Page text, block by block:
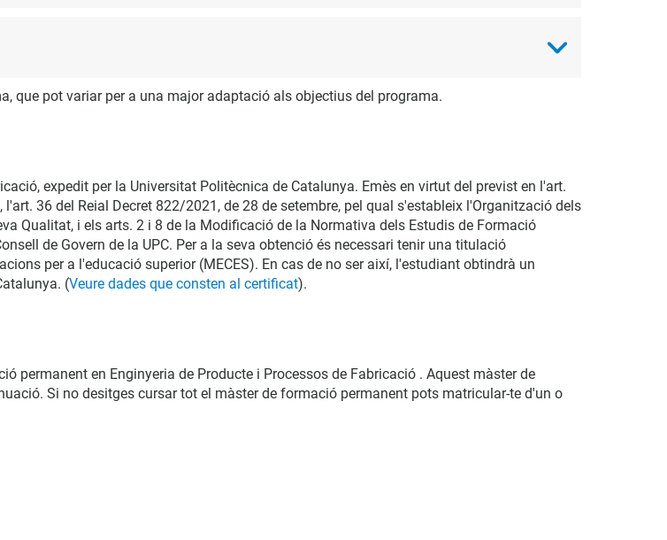
que pot variar per a una major adaptació als objectius del programa.
expedit per la Universitat Politècnica de Catalunya. Emès en virtut del previst en l'art.
36 del Reial Decret 822/2021, de 28 de setembre, pel qual s'estableix l'Organització dels
Qualitat, i els arts. 2 i 8 de la Modificació de la Normativa dels Estudis de Formació
de Govern de la UPC. Per a la seva obtenció és necessari tenir una titulació
per a l'educació superior (MECES). En cas de no ser així, l'estudiant obtindrà un
(Veure dades que consten al certificat).
en Enginyeria de Producte i Processos de Fabricació . Aquest màster de
Si no desitges cursar tot el màster de formació permanent pots matricular-te d'un o